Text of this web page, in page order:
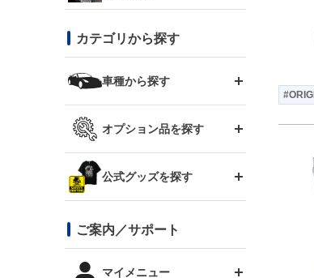
龍神(チェイサー)
レーシングライン
アタックライン
ストリームライン
スタイリッシュライン
コンバットアイ
GTウイング
リアウイング
ルーフウイング
ボンネット
カナード
ボンネット
フェンダー
サイドパーツ
リアウイング
LUX MODEL
RUGGER MODEL
GROUND MODEL
PHANTOM LIP
DTM:exclusive
リアウイング
スムージングバンパー
ワイパーガード
内装パーツ
DAYTONA-RS
DAYTONA-RS NEO
まつど家 鉄漢
まつど家 鉄心
まつど家 鉄八
カテゴリから探す
車種から探す
トヨタ
シルビア S13
シルビア S14 前期
スズキ
RX-7
スバル
BRZ
レクサス
オプション品を探す
GTウイング用ラダー
コンバットアイ用ライト
オプションタイヤ
公式グッズを探す
ステッカー
トップス(半袖)
ご案内／サポート
マイメニュー